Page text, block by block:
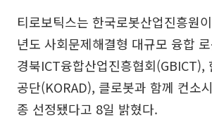
티로보틱스는 한국로봇산업진흥원
년도 사회문제해결형 대규모 융합
경북ICT융합산업진흥협회(GBICT),
공단(KORAD), 클로봇과 함께 컨소
종 선정됐다고 8일 밝혔다.